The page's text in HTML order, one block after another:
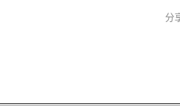
分